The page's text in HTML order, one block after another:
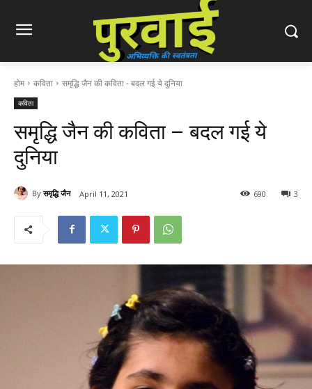
होम कविता समृद्धि जैन की कविता - बदल गई ये दुनिया
कविता
समृद्धि जैन की कविता – बदल गई ये
दुनिया
By समृद्धि जैन April 11, 2021 3
690